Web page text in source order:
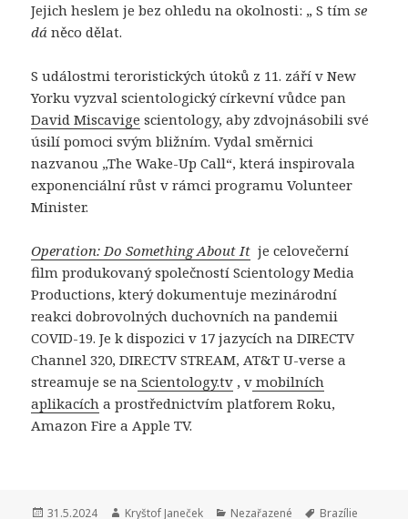
Jejich heslem je bez ohledu na okolnosti: „ S tímse
dá něco dělat.
S událostmi teroristických útoků z 11. září v New
Yorku vyzval scientologický církevní vůdce pan
David Miscavige scientology, aby zdvojnásobili své
úsilí pomoci svým bližním. Vydal směrnici
nazvanou „The Wake-Up Call“, která inspirovala
exponenciální růst v rámci programu Volunteer
Minister.
Operation: Do Something About It je celovečerní
film produkovaný společností Scientology Media
Productions, který dokumentuje mezinárodní
reakci dobrovolných duchovních na pandemii
COVID-19. Je k dispozici v 17 jazycích na DIRECTV
Channel 320, DIRECTV STREAM, AT&T U-verse a
streamuje se na Scientology.tv , v mobilních
aplikacích a prostřednictvím platforem Roku,
Amazon Fire a Apple TV.
Publikováno:
31.5.2024 Autor:
Kryštof Janeček Rubriky:
Nezařazené Štítky:
Brazílie